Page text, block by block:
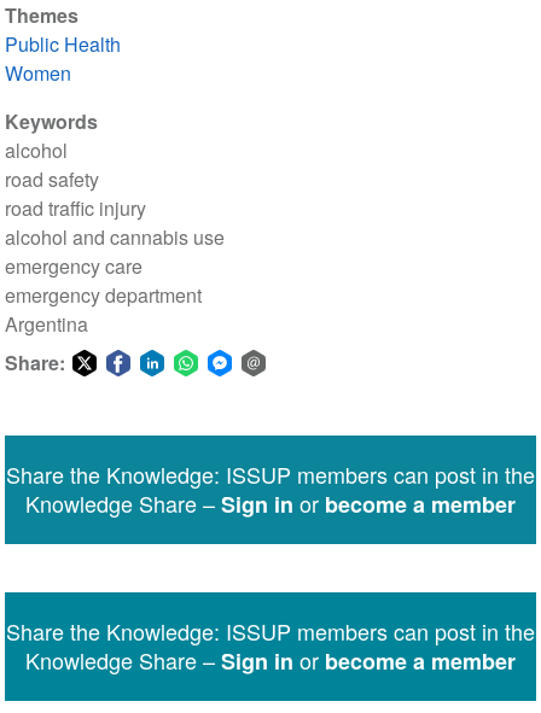
Themes
Public Health
Women
Keywords
alcohol
road safety
road traffic injury
alcohol and cannabis use
emergency care
emergency department
Argentina
Share:
Messenger
Share the Knowledge: ISSUP members can post in the
Knowledge Share –Sign in or become a member
Share the Knowledge: ISSUP members can post in the
Knowledge Share –Sign in or become a member